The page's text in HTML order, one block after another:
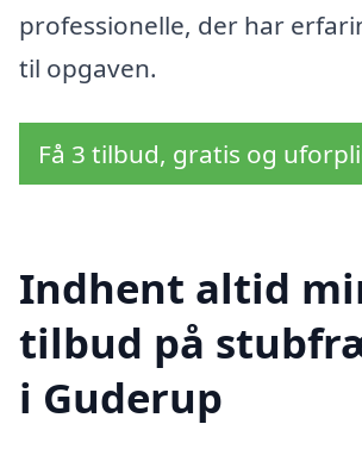
professionelle, der har
til opgaven.
Få 3 tilbud, gratis og
Indhent altid
tilbud på
i Guderup